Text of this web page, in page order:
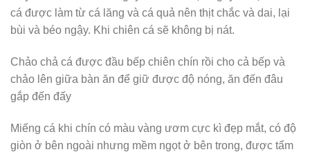
cá được làm từ cá lăng và cá quả nên thịt chắc và dai, lại
bùi và béo ngậy. Khi chiên cá sẽ không bị nát.
Chảo chả cá được đầu bếp chiên chín rồi cho cả bếp và
chảo lên giữa bàn ăn để giữ được độ nóng, ăn đến đâu
gắp đến đấy
Miếng cá khi chín có màu vàng ươm cực kì đẹp mắt, có độ
giòn ở bên ngoài nhưng mềm ngọt ở bên trong, được tẩm